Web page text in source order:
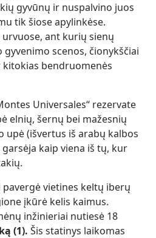
gyvūnų ir nuspalvino juos
tik šiose apylinkėse.
ant kurių sienų
scenos, čionykščiai
bendruomenės
Universales“ rezervate
elnių, šernų bei mažesnių
upė (išvertus iš arabų kalbos
kaip viena iš tų, kur
pavergė vietines keltų iberų
įkūrė kelis kaimus.
inžinieriai nutiesė 18
(1). Šis statinys laikomas